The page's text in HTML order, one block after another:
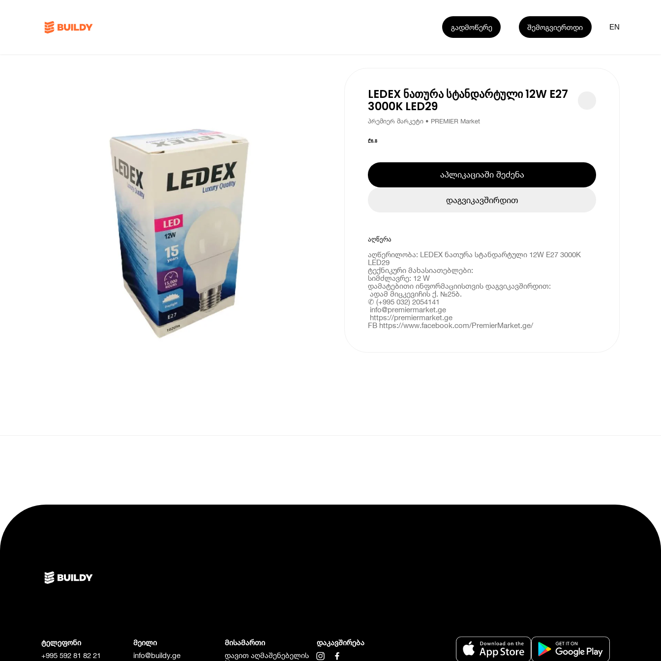
გადმოწერე შემოგვიერთდი EN
LEDEX ნათურა სტანდარტული 12W E27
3000K LED29
პრემიერ მარკეტი • PREMIER Market
₾6.8
აპლიკაციაში შეძენა
დაგვიკავშირდით
აღწერა
აღწერილობა: LEDEX ნათურა სტანდარტული 12W E27 3000K
LED29
ტექნიკური მახასიათებლები:
სიმძლავრე: 12 W
დამატებითი ინფორმაციისთვის დაგვიკავშირდით:
ადამ მიცკევიჩის ქ. №25ბ.
✆ (+995 032) 2054141
info@premiermarket.ge
https://premiermarket.ge
FB https://www.facebook.com/PremierMarket.ge/
ტელეფონი
+995 592 81 82 21
მეილი
info@buildy.ge
მისამართი
დავით აღმაშენებელის
დაკავშირება